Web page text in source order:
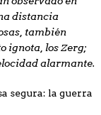
distancia
también
ignota, los Zerg;
alarmante.
segura: la guerra